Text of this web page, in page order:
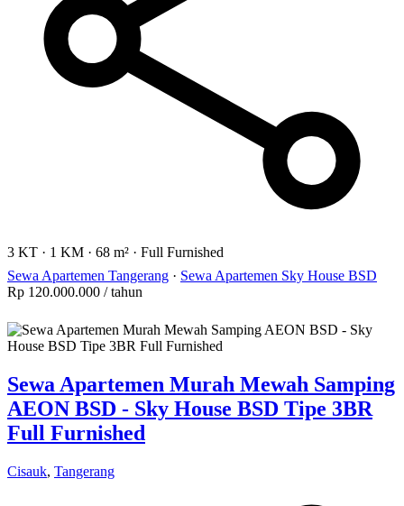
3 KT · 1 KM · 68 m² · Full Furnished
Sewa Apartemen Tangerang · Sewa Apartemen Sky House BSD
Rp 120.000.000 / tahun
Sewa Apartemen Murah Mewah Samping
AEON BSD - Sky House BSD Tipe 3BR
Full Furnished
Cisauk, Tangerang